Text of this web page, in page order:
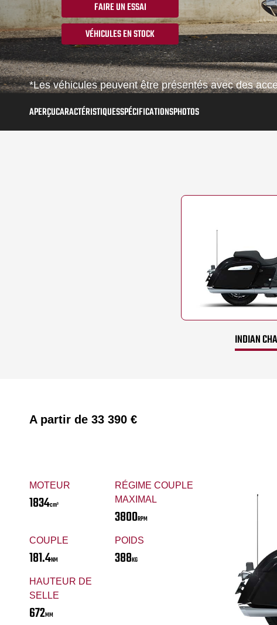
FAIRE UN ESSAI
VÉHICULES EN STOCK
*Les véhicules peuvent être présentés avec des
APERÇUCARACTÉRISTIQUESSPÉCIFICATIONSPHOTOS
INDIAN
A partir de 33 390 €
MOTEUR
1834cm³
RÉGIME COUPLE
MAXIMAL
3800RPM
COUPLE
181.4NM
POIDS
388KG
HAUTEUR DE
SELLE
672MM